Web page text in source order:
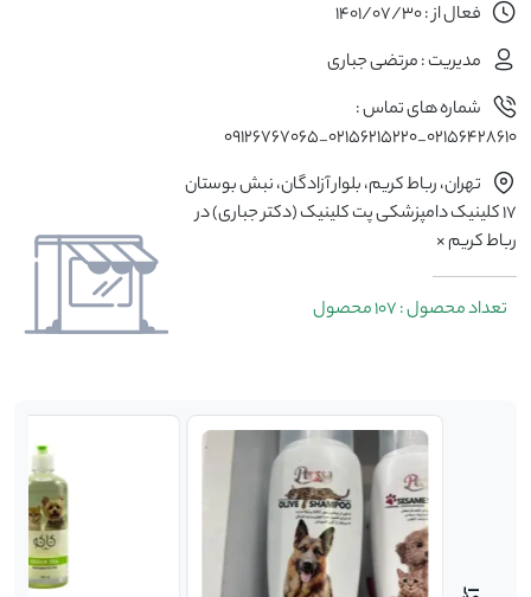
فعال از : 1401/07/30
مدیریت : مرتضی جباری
شماره های تماس :
02156428610_02156215220_09126767065
تهران، رباط كريم، بلوار آزادگان، نبش بوستان
17 کلینیک دامپزشکی پت کلینیک (دکتر جباری) در
رباط کریم ×
تعداد محصول : 107 محصول